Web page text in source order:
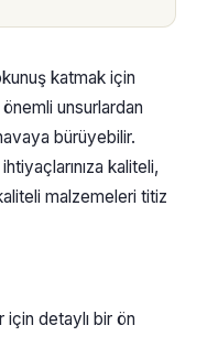
katmak için
unsurlardan
bürüyebilir.
kaliteli,
malzemeleri titiz
için detaylı bir ön